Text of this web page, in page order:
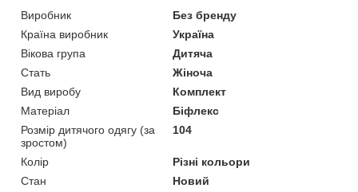
Виробник
Без бренду
Країна виробник
Україна
Вікова група
Дитяча
Стать
Жіноча
Вид виробу
Комплект
Матеріал
Біфлекс
Розмір дитячого одягу (за
зростом)
104
Колір
Різні кольори
Стан
Новий